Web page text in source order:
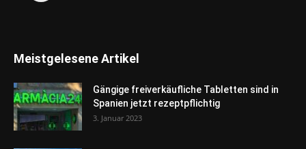
Meistgelesene Artikel
Gängige freiverkäufliche Tabletten sind in
Spanien jetzt rezeptpflichtig
3. Januar 2023